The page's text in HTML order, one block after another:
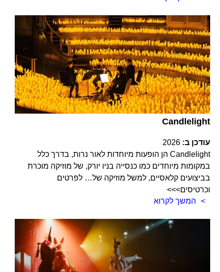
Candlelight
עודכן ב: 2026
Candlelight הן הופעות מיוחדות לאור נרות, בדרך כלל
במקומות מיוחדים כמו כנסייה בניו יורק, של מוזיקה מוכרת
בביצועים קלאסיים, למשל מוזיקה של… לפרטים
וכרטיסים>>>
המשך לקרוא